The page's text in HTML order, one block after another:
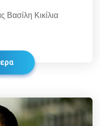
Βασίλη Κικίλια